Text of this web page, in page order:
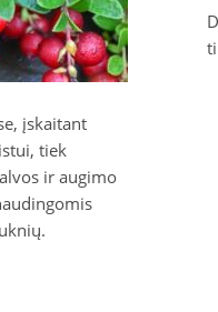
įskaitant
tiek
ir augimo